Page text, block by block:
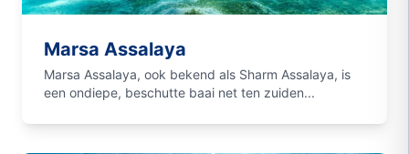
Marsa Assalaya
Marsa Assalaya, ook bekend als Sharm Assalaya, is
een ondiepe, beschutte baai net ten zuiden...